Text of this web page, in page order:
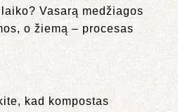
Vasarą medžiagos
o žiemą – procesas
kad kompostas